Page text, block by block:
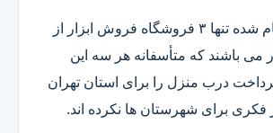
در بررسی های انجام شده تنها ۳ فروشگاه فروش ابزار از
می باشند که متأسفانه هر سه این
درب منزل را برای استان تهران
فکری برای شهرستان ها نکرده اند.